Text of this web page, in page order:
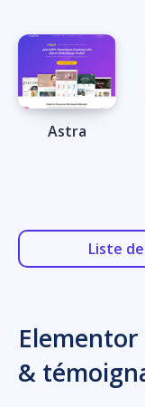
Astra
Liste
&